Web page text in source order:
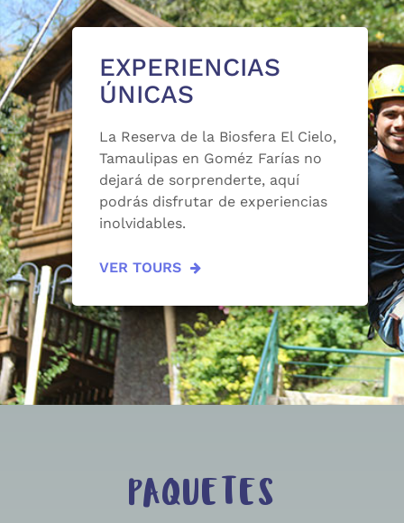
EXPERIENCIAS
ÚNICAS
La Reserva de la Biosfera El Cielo,
Tamaulipas en Goméz Farías no
dejará de sorprenderte, aquí
podrás disfrutar de experiencias
inolvidables.
VER TOURS
PAQUETES